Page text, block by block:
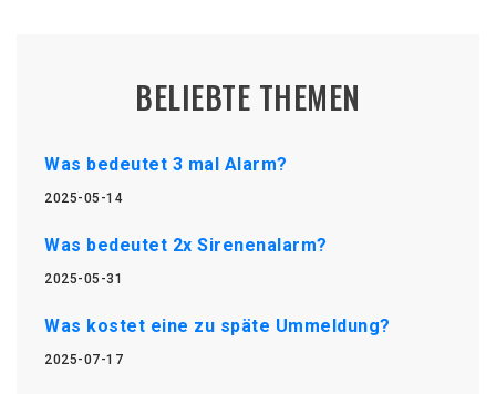
BELIEBTE THEMEN
Was bedeutet 3 mal Alarm?
2025-05-14
Was bedeutet 2x Sirenenalarm?
2025-05-31
Was kostet eine zu späte Ummeldung?
2025-07-17